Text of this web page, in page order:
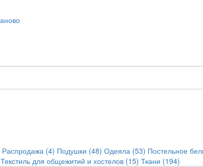
Распродажа (4) Подушки (48) Одеяла (53) Постельное
Текстиль для общежитий и хостелов (15) Ткани (194)